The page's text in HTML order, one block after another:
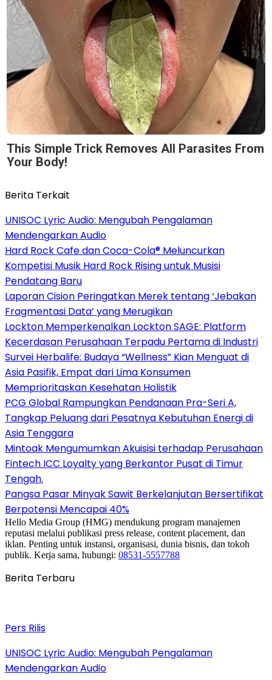
This Simple Trick Removes All Parasites From
Your Body!
Berita Terkait
UNISOC Lyric Audio: Mengubah Pengalaman
Mendengarkan Audio
Hard Rock Cafe dan Coca-Cola® Meluncurkan
Kompetisi Musik Hard Rock Rising untuk Musisi
Pendatang Baru
Laporan Cision Peringatkan Merek tentang ‘Jebakan
Fragmentasi Data’ yang Merugikan
Lockton Memperkenalkan Lockton SAGE: Platform
Kecerdasan Perusahaan Terpadu Pertama di Industri
Survei Herbalife: Budaya “Wellness” Kian Menguat di
Asia Pasifik, Empat dari Lima Konsumen
Memprioritaskan Kesehatan Holistik
PCG Global Rampungkan Pendanaan Pra-Seri A,
Tangkap Peluang dari Pesatnya Kebutuhan Energi di
Asia Tenggara
Mintoak Mengumumkan Akuisisi terhadap Perusahaan
Fintech ICC Loyalty yang Berkantor Pusat di Timur
Tengah.
Pangsa Pasar Minyak Sawit Berkelanjutan Bersertifikat
Berpotensi Mencapai 40%
Hello Media Group (HMG) mendukung program manajemen
reputasi melalui publikasi press release, content placement, dan
iklan. Penting untuk instansi, organisasi, dunia bisnis, dan tokoh
publik. Kerja sama, hubungi: 08531-5557788
Berita Terbaru
Pers Rilis
UNISOC Lyric Audio: Mengubah Pengalaman
Mendengarkan Audio